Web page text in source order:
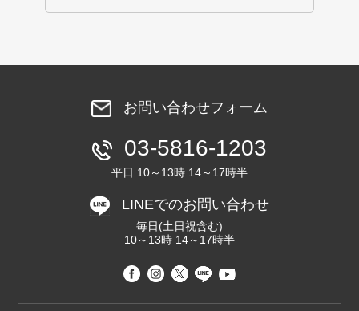
お問い合わせフォーム
03-5816-1203
平日 10～13時 14～17時半
LINEでのお問い合わせ
毎日(土日祝含む)
10～13時 14～17時半